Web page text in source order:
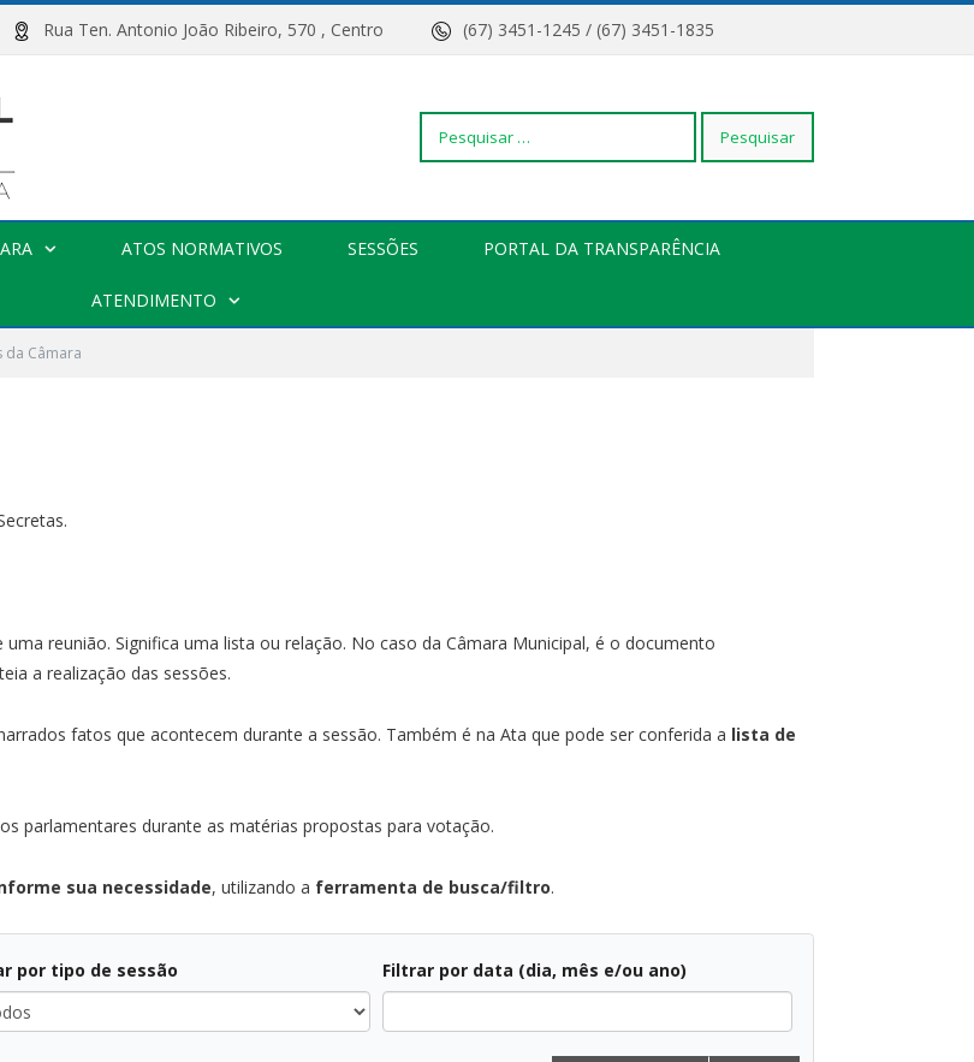
Rua Ten. Antonio João Ribeiro, 570 , Centro (67) 3451-1245 / (67) 3451-1835
Pesquisar
ATOS NORMATIVOS SESSÕES PORTAL DA TRANSPARÊNCIA
ATENDIMENTO
da Câmara
reunião. Significa uma lista ou relação. No caso da Câmara Municipal, é o documento
a realização das sessões.
fatos que acontecem durante a sessão. Também é na Ata que pode ser conferida a lista de
parlamentares durante as matérias propostas para votação.
sua necessidade, utilizando a ferramenta de busca/filtro.
por tipo de sessão
Filtrar por data (dia, mês e/ou ano)